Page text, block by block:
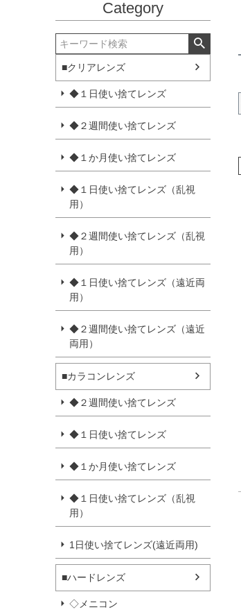
Category
■クリアレンズ
◆１日使い捨てレンズ
◆２週間使い捨てレンズ
◆１か月使い捨てレンズ
◆１日使い捨てレンズ（乱視
用）
◆２週間使い捨てレンズ（乱視
用）
◆１日使い捨てレンズ（遠近両
用）
◆２週間使い捨てレンズ（遠近
両用）
■カラコンレンズ
◆２週間使い捨てレンズ
◆１日使い捨てレンズ
◆１か月使い捨てレンズ
◆１日使い捨てレンズ（乱視
用）
1日使い捨てレンズ(遠近両用)
■ハードレンズ
◇メニコン